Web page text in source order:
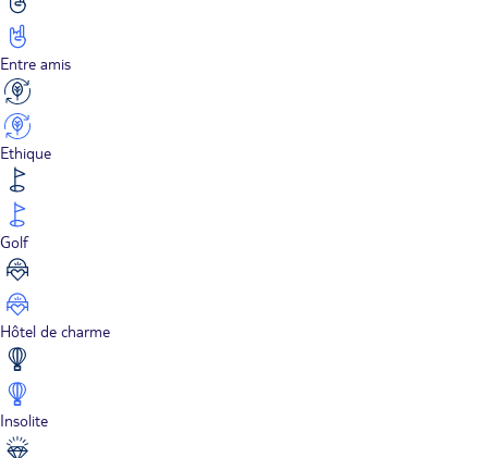
Entre amis
Ethique
Golf
Hôtel de charme
Insolite